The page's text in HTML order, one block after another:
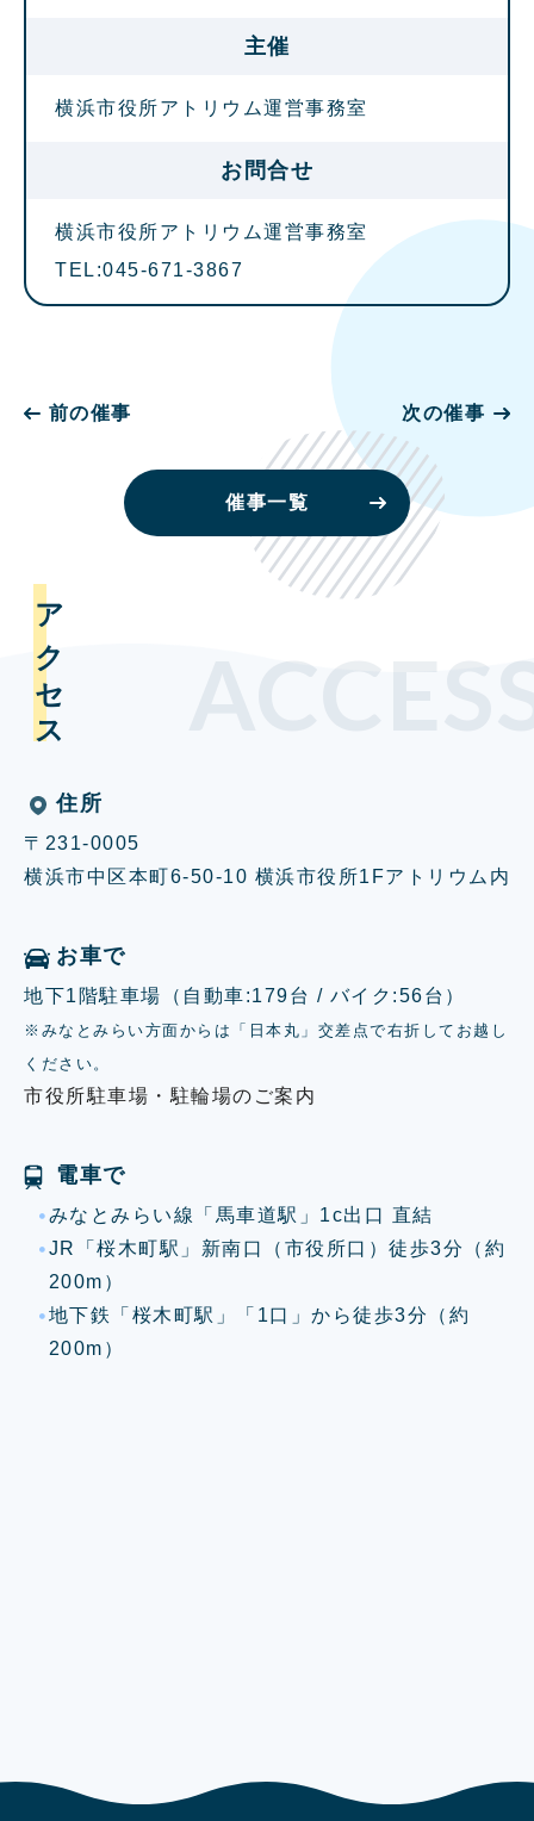
主催
横浜市役所アトリウム運営事務室
お問合せ
横浜市役所アトリウム運営事務室
TEL:045-671-3867
前の催事 次の催事
催事一覧
アクセス
住所
〒231-0005
横浜市中区本町6-50-10 横浜市役所1Fアトリウム内
お車で
地下1階駐車場（自動車:179台 / バイク:56台）
※みなとみらい方面からは「日本丸」交差点で右折してお越し
ください。
市役所駐車場・駐輪場のご案内
電車で
みなとみらい線「馬車道駅」1c出口 直結
JR「桜木町駅」新南口（市役所口）徒歩3分（約
200m）
地下鉄「桜木町駅」「1口」から徒歩3分（約
200m）